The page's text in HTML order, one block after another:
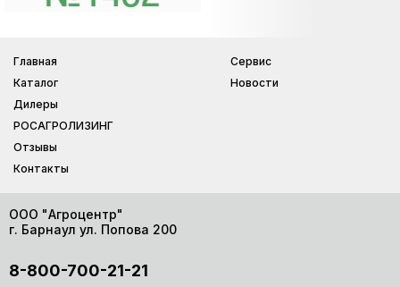
Главная
Каталог
Дилеры
РОСАГРОЛИЗИНГ
Отзывы
Контакты
Сервис
Новости
ООО "Агроцентр"
г. Барнаул ул. Попова 200
8-800-700-21-21